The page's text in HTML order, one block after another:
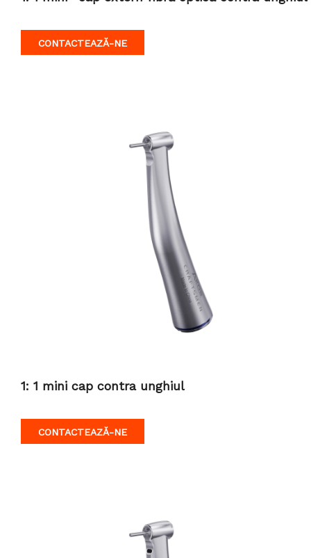
CONTACTEAZĂ-NE
1: 1 mini cap contra unghiul
CONTACTEAZĂ-NE